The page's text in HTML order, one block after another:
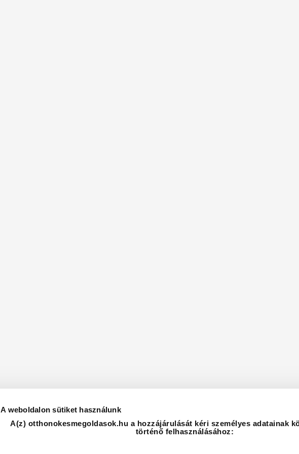
A weboldalon sütiket használunk
A(z) otthonokesmegoldasok.hu a hozzájárulását kéri személyes adatainak
történő felhasználásához: